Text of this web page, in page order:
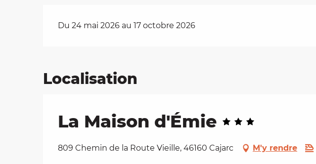
Du 24 mai 2026 au 17 octobre 2026
Localisation
La Maison d'Émie
809 Chemin de la Route Vieille, 46160 Cajarc M'y rendre